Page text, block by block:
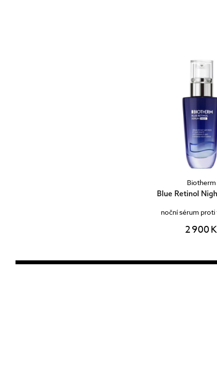
Biotherm
Blue Retinol
noční sérum proti
2 900